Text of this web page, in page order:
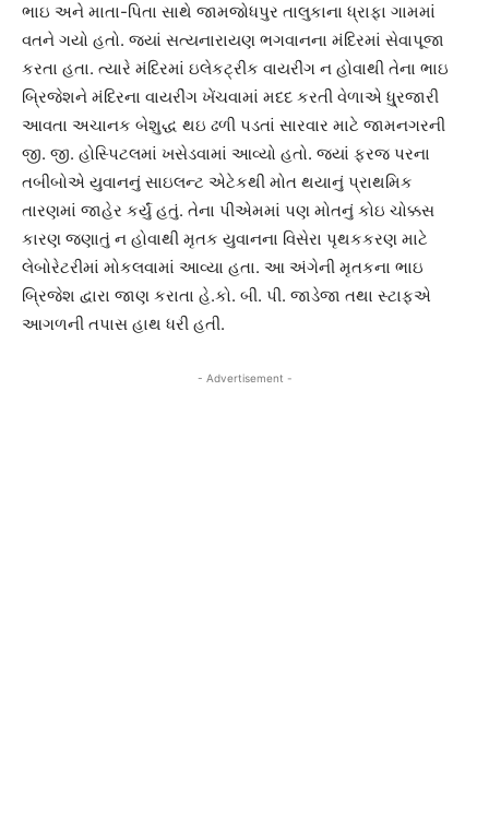
ભાઇ અને માતા-પિતા સાથે જામજોધપુર તાલુકાના ધ્રાફા ગામમાં
વતને ગયો હતો. જ્યાં સત્યનારાયણ ભગવાનના મંદિરમાં સેવાપૂજા
કરતા હતા. ત્યારે મંદિરમાં ઇલેકટ્રીક વાયરીંગ ન હોવાથી તેના ભાઇ
બ્રિજેશને મંદિરના વાયરીંગ ખેંચવામાં મદદ કરતી વેળાએ ધુ્રજારી
આવતા અચાનક બેશુદ્ધ થઇ ઢળી પડતાં સારવાર માટે જામનગરની
જી. જી. હોસ્પિટલમાં ખસેડવામાં આવ્યો હતો. જ્યાં ફરજ પરના
તબીબોએ યુવાનનું સાઇલન્ટ એટેકથી મોત થયાનું પ્રાથમિક
તારણમાં જાહેર કર્યું હતું. તેના પીએમમાં પણ મોતનું કોઇ ચોક્કસ
કારણ જણાતું ન હોવાથી મૃતક યુવાનના વિસેરા પૃથકકરણ માટે
લેબોરેટરીમાં મોકલવામાં આવ્યા હતા. આ અંગેની મૃતકના ભાઇ
બ્રિજેશ દ્વારા જાણ કરાતા હે.કો. બી. પી. જાડેજા તથા સ્ટાફએ
આગળની તપાસ હાથ ધરી હતી.
- Advertisement -